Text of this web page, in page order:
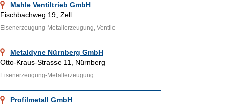
Mahle Ventiltrieb GmbH
Fischbachweg 19, Zell
Eisenerzeugung-Metallerzeugung, Ventile
Metaldyne Nürnberg GmbH
Otto-Kraus-Strasse 11, Nürnberg
Eisenerzeugung-Metallerzeugung
Profilmetall GmbH